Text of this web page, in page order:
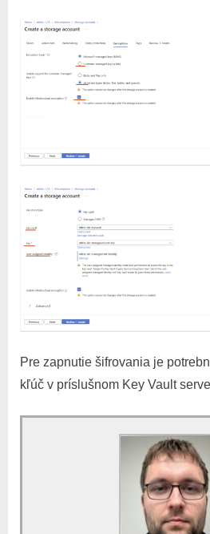
Pre zapnutie šifrovania je
kľúč v príslušnom Key Vault